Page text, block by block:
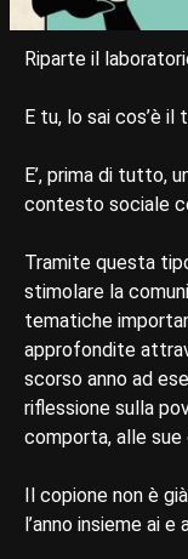
Riparte il
E tu, lo sai cos’è
E’, prima di tutto,
contesto sociale
Tramite questa
stimolare la
tematiche
approfondite
scorso anno ad
riflessione sulla
comporta, alle sue
Il copione non è
l’anno insieme ai